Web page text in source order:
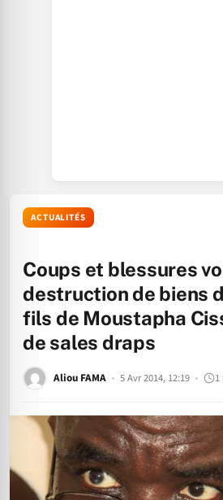
ACTUALITÉS
Coups et blessures
destruction de biens
fils de Moustapha
de sales draps
Aliou FAMA 5 Avr 2014, 12:19 1